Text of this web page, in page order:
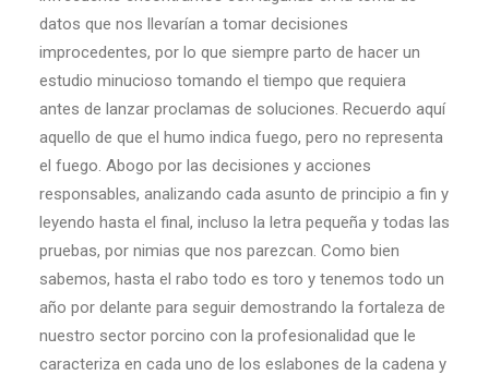
datos que nos llevarían a tomar decisiones
improcedentes, por lo que siempre parto de hacer un
estudio minucioso tomando el tiempo que requiera
antes de lanzar proclamas de soluciones. Recuerdo aquí
aquello de que el humo indica fuego, pero no representa
el fuego. Abogo por las decisiones y acciones
responsables, analizando cada asunto de principio a fin y
leyendo hasta el final, incluso la letra pequeña y todas las
pruebas, por nimias que nos parezcan. Como bien
sabemos, hasta el rabo todo es toro y tenemos todo un
año por delante para seguir demostrando la fortaleza de
nuestro sector porcino con la profesionalidad que le
caracteriza en cada uno de los eslabones de la cadena y